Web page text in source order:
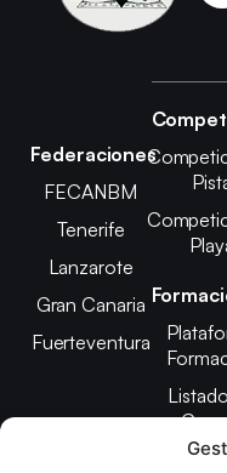
Federaciones
FECANBM
Tenerife
Lanzarote
Gran Canaria
Fuerteventura